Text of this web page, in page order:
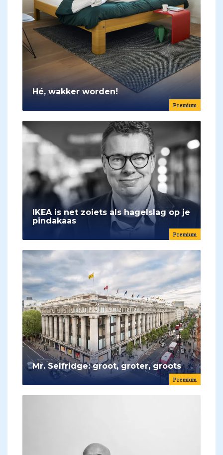
Premium
Hé, wakker worden!
Premium
IKEA is net zoiets als hagelslag op je
pindakaas
Premium
Mr. Selfridge: groot, groter, groots